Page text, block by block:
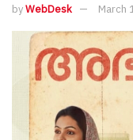
byWebDesk March